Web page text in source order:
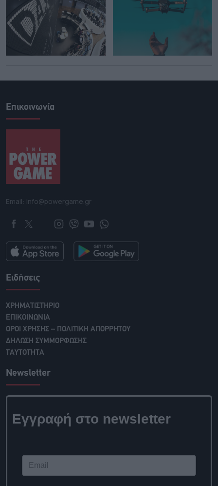
Επικοινωνία
Email: info@powergame.gr
Ειδήσεις
ΧΡΗΜΑΤΙΣΤΗΡΙΟ
ΕΠΙΚΟΙΝΩΝΙΑ
ΟΡΟΙ ΧΡΗΣΗΣ – ΠΟΛΙΤΙΚΗ ΑΠΟΡΡΗΤΟΥ
ΔΗΛΩΣΗ ΣΥΜΜΟΡΦΩΣΗΣ
ΤΑΥΤΟΤΗΤΑ
Newsletter
Εγγραφή στο newsletter